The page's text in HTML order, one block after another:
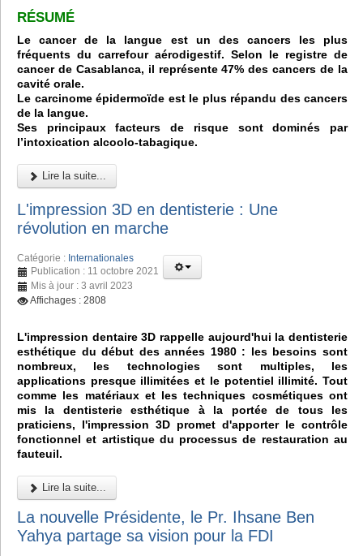
RÉSUMÉ
Le cancer de la langue est un des cancers les plus
fréquents du carrefour aérodigestif. Selon le registre de
cancer de Casablanca, il représente 47% des cancers de la
cavité orale.
Le carcinome épidermoïde est le plus répandu des cancers
de la langue.
Ses principaux facteurs de risque sont dominés par
l’intoxication alcoolo-tabagique.
Lire la suite...
L'impression 3D en dentisterie : Une
révolution en marche
Catégorie : Internationales
Publication : 11 octobre 2021
Mis à jour : 3 avril 2023
Affichages : 2808
L'impression dentaire 3D rappelle aujourd'hui la dentisterie
esthétique du début des années 1980 : les besoins sont
nombreux, les technologies sont multiples, les
applications presque illimitées et le potentiel illimité. Tout
comme les matériaux et les techniques cosmétiques ont
mis la dentisterie esthétique à la portée de tous les
praticiens, l'impression 3D promet d'apporter le contrôle
fonctionnel et artistique du processus de restauration au
fauteuil.
Lire la suite...
La nouvelle Présidente, le Pr. Ihsane Ben
Yahya partage sa vision pour la FDI